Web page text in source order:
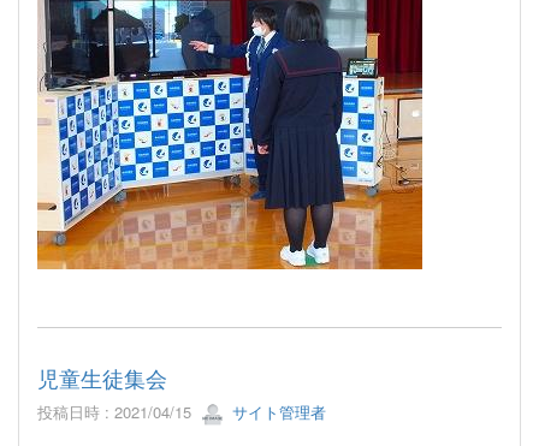
児童生徒集会
投稿日時 : 2021/04/15 サイト管理者